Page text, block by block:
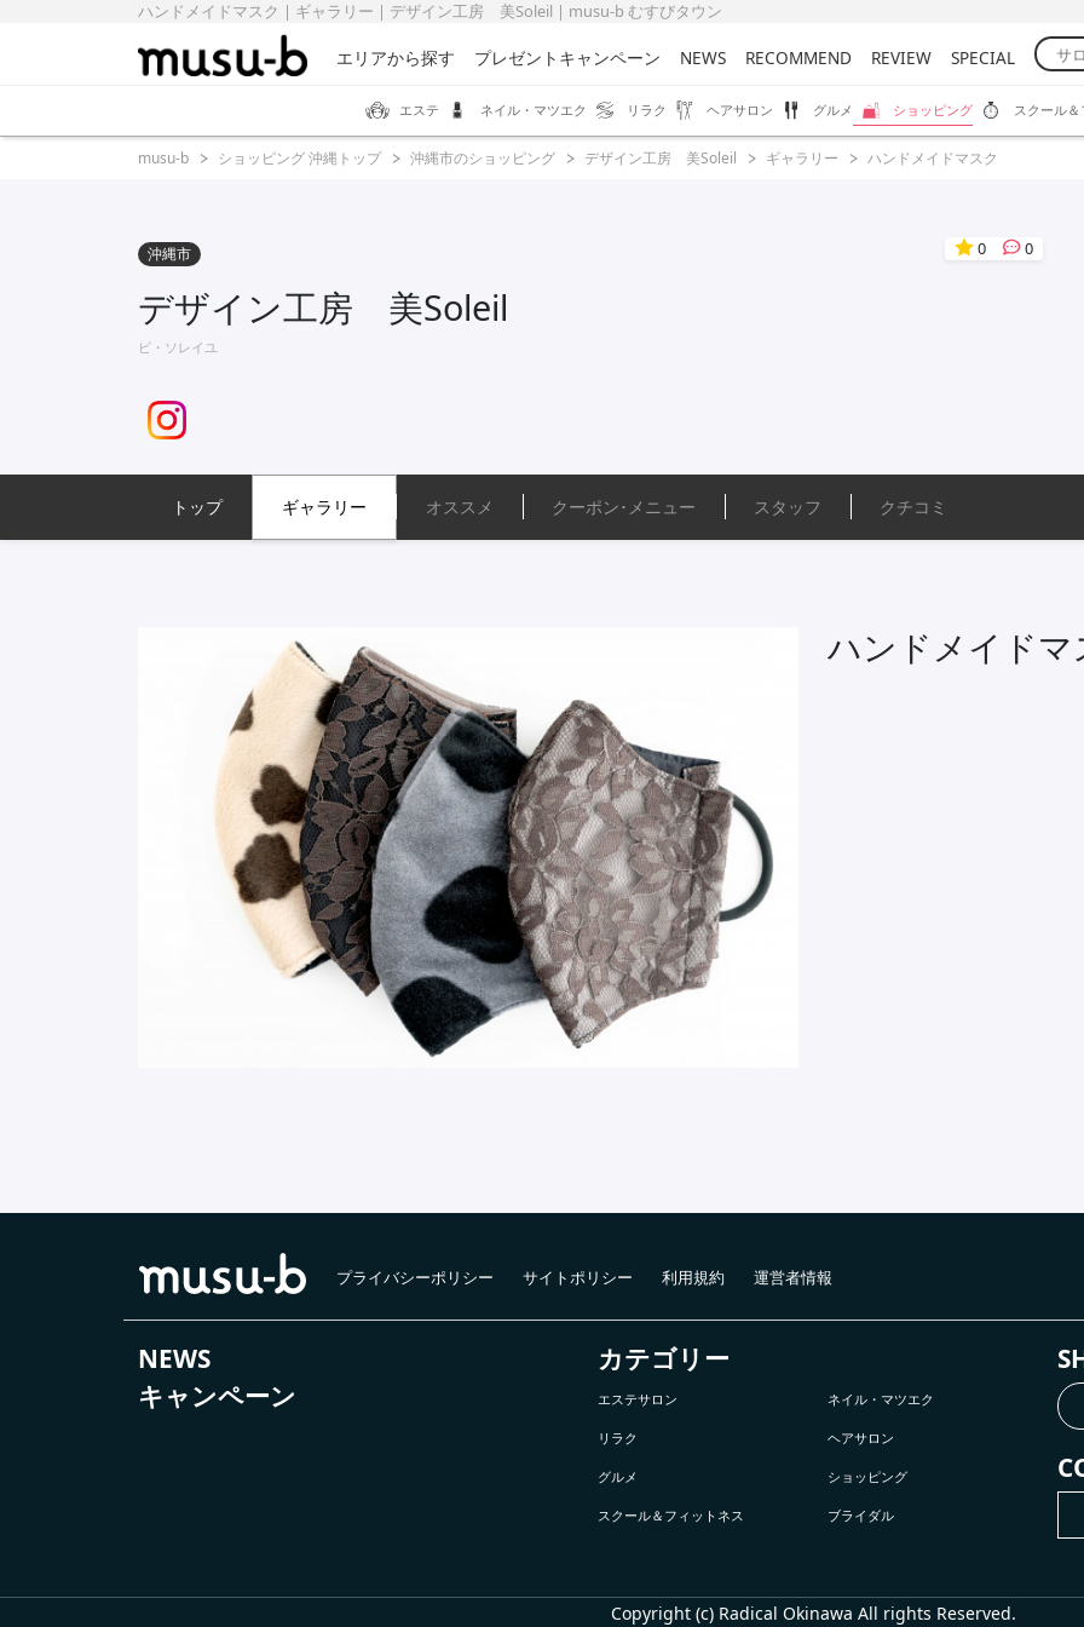
ハンドメイドマスク | ギャラリー | デザイン工房 美Soleil | musu-b むすびタウン
エリアから探す プレゼントキャンペーン NEWS RECOMMEND REVIEW SPECIAL
エステ ネイル・マツエク リラク ヘアサロン グルメ ショッピング スクール
musu-b ショッピング 沖縄トップ 沖縄市のショッピング デザイン工房 美Soleil ギャラリー ハンドメイドマスク
沖縄市 0 0
デザイン工房 美Soleil
ビ・ソレイユ
トップ ギャラリー オススメ クーポン･ メニュー スタッフ クチコミ
ハンドメイドマ
プライバシーポリシー サイトポリシー 利用規約 運営者情報
NEWS
キャンペーン
カテゴリー
エステサロン ネイル・マツエク
リラク ヘアサロン
グルメ ショッピング
スクール＆フィットネス ブライダル
Copyright (c) Radical Okinawa All rights Reserved.